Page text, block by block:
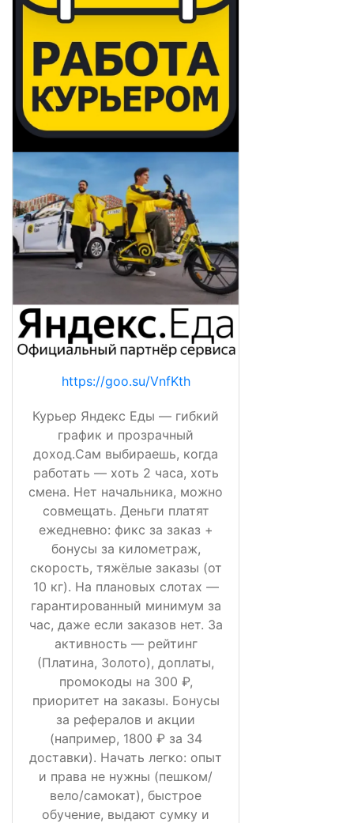
https://goo.su/VnfKth
Курьер Яндекс Еды — гибкий
график и прозрачный
доход.Сам выбираешь, когда
работать — хоть 2 часа, хоть
смена. Нет начальника, можно
совмещать. Деньги платят
ежедневно: фикс за заказ +
бонусы за километраж,
скорость, тяжёлые заказы (от
10 кг). На плановых слотах —
гарантированный минимум за
час, даже если заказов нет. За
активность — рейтинг
(Платина, Золото), доплаты,
промокоды на 300 ₽,
приоритет на заказы. Бонусы
за рефералов и акции
(например, 1800 ₽ за 34
доставки). Начать легко: опыт
и права не нужны (пешком/
вело/самокат), быстрое
обучение, выдают сумку и